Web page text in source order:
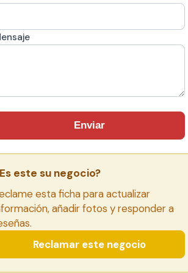
Enviar
este su negocio?
esta ficha para actualizar
añadir fotos y responder a
Reclamar este negocio